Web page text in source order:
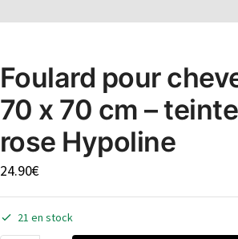
Foulard pour
70 x 70 cm – teinte
rose Hypoline
24.90€
21 en stock